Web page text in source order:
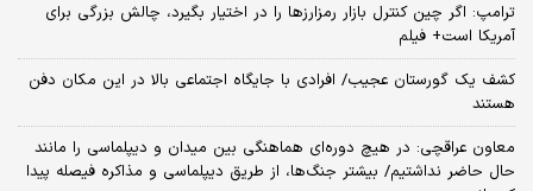
ترامپ: اگر چین کنترل بازار رمزارزها را در اختیار بگیرد، چالش بزرگی برای
آمریکا است+ فیلم
کشف یک گورستان عجیب/ افرادی با جایگاه اجتماعی بالا در این مکان دفن
هستند
معاون عراقچی: در هیچ دوره‌ای هماهنگی بین میدان و دیپلماسی را مانند
حال حاضر نداشتیم/ بیشتر جنگ‌ها، از طریق دیپلماسی و مذاکره فیصله پیدا